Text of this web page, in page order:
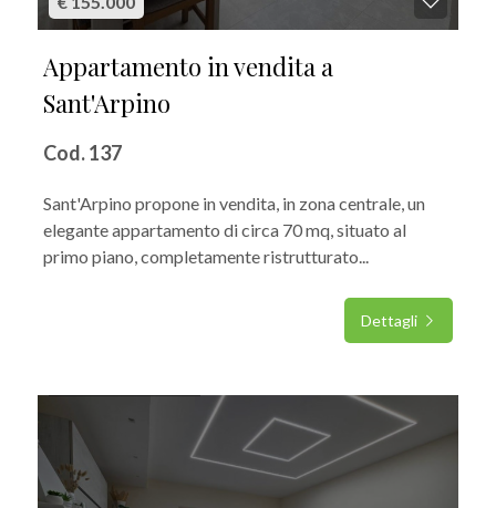
Appartamento in vendita a
Sant'Arpino
Cod. 137
Sant'Arpino propone in vendita, in zona centrale, un
elegante appartamento di circa 70 mq, situato al
primo piano, completamente ristrutturato...
Dettagli